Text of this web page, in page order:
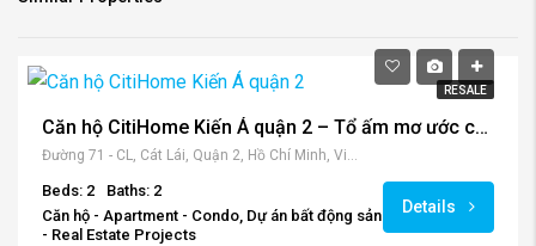
RESALE
Căn hộ CitiHome Kiến Á quận 2 – Tổ ấm mơ ước cho gia đình Việt
Đường 71 - CL, Cát Lái, Quận 2, Hồ Chí Minh, Việt Nam
Beds: 2
Baths: 2
Căn hộ - Apartment - Condo, Dự án bất động sản
- Real Estate Projects
Details